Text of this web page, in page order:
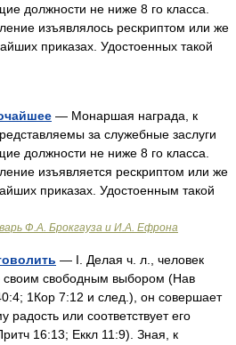
должности не ниже 8 го класса.
изъявлялось рескриптом или же
приказах. Удостоенных такой
— Монаршая награда, к
за служебные заслуги
должности не ниже 8 го класса.
изъявляется рескриптом или же
приказах. Удостоенным такой
Ф.А. Брокгауза и И.А. Ефрона
— I. Делая ч. л., человек
своим свободным выбором (Нав
1Кор 7:12 и след.), он совершает
радость или соответствует его
16:13; Еккл 11:9). Зная, к